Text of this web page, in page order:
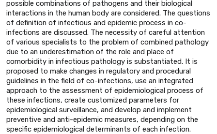
possible combinations of pathogens and their biological
interactions in the human body are considered. The questions
of definition of infectious and epidemic process in co-
infections are discussed. The necessity of careful attention
of various specialists to the problem of combined pathology
due to an underestimation of the role and place of
comorbidity in infectious pathology is substantiated. It is
proposed to make changes in regulatory and procedural
guidelines in the field of co-infections, use an integrated
approach to the assessment of epidemiological process of
these infections, create customized parameters for
epidemiological surveillance, and develop and implement
preventive and anti-epidemic measures, depending on the
specific epidemiological determinants of each infection.